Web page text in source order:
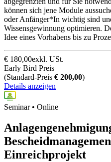
können sich jene Module
oder Anfänger*In wichtig sind
Wissensgewinnung optimieren.
Idee eines Vorhabens bis zu
€ 180,00exkl. USt.
Early Bird Preis
(Standard-Preis € 200,00)
Details anzeigen
Seminar • Online
Einreichprojekt